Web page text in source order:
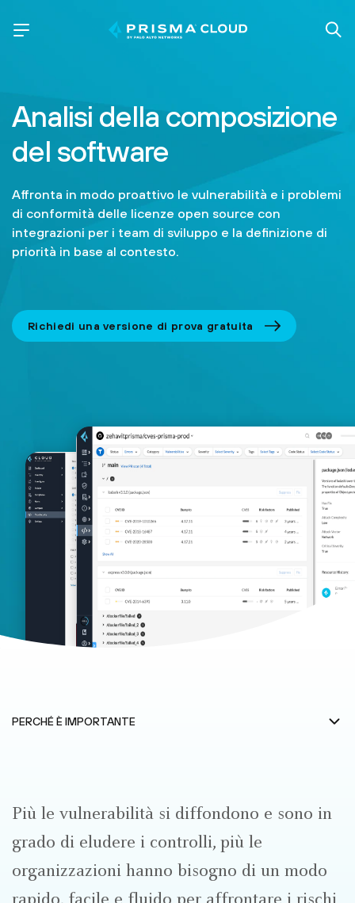
Analisi della composizione
del software
Affronta in modo proattivo le vulnerabilità e i problemi
di conformità delle licenze open source con
integrazioni per i team di sviluppo e la definizione di
priorità in base al contesto.
Richiedi una versione di prova gratuita
Più le vulnerabilità si diffondono e sono in
grado di eludere i controlli, più le
organizzazioni hanno bisogno di un modo